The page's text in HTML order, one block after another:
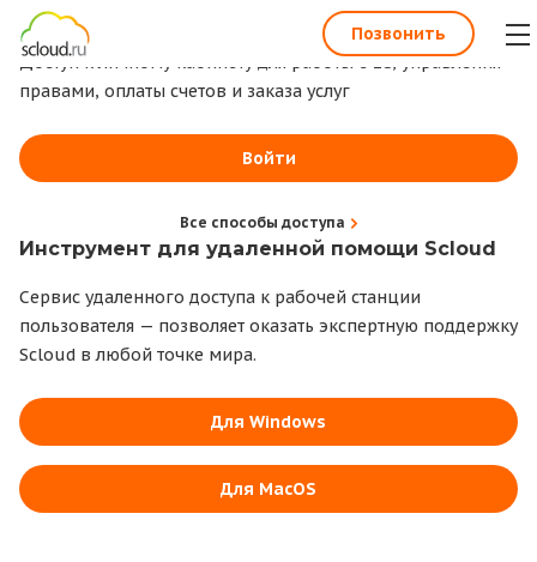
1С всегда под рукой
Доступ к личному кабинету для работы с 1С, управления
правами, оплаты счетов и заказа услуг
Войти
Все способы доступа
Инструмент для удаленной помощи Scloud
Сервис удаленного доступа к рабочей станции
пользователя — позволяет оказать экспертную поддержку
Scloud в любой точке мира.
Для Windows
Для MacOS
Позвонить